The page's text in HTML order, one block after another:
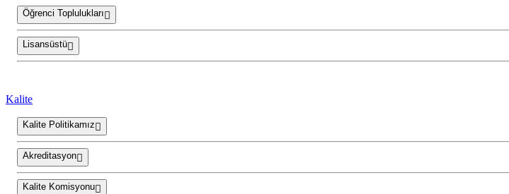
Öğrenci Toplulukları
Lisansüstü
Kalite
Kalite Politikamız
Akreditasyon
Kalite Komisyonu